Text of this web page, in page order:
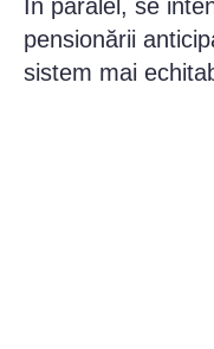
În paralel, se
pensionării
sistem mai